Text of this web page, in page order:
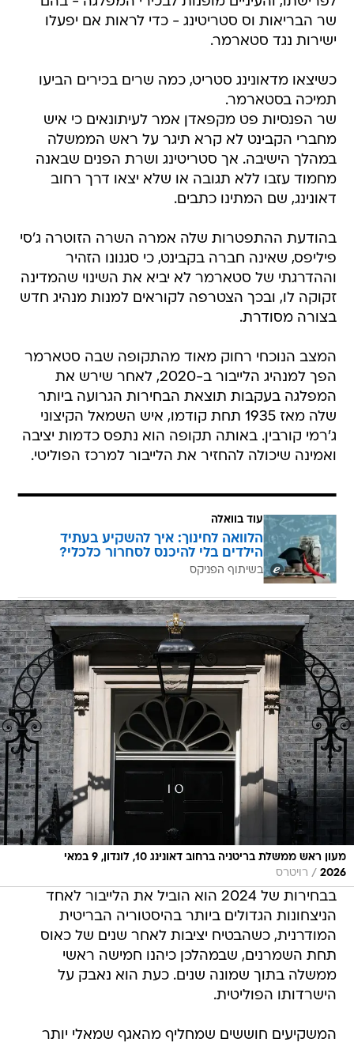
שר הבריאות וס סטריטינג - כדי לראות אם יפעלו
ישירות נגד סטארמר.
כשיצאו מדאונינג סטריט, כמה שרים בכירים הביעו
תמיכה בסטארמר.
שר הפנסיות פט מקפאדן אמר לעיתונאים כי איש
מחברי הקבינט לא קרא תיגר על ראש הממשלה
במהלך הישיבה. אך סטריטינג ושרת הפנים שבאנה
מחמוד עזבו ללא תגובה או שלא יצאו דרך רחוב
דאונינג, שם המתינו כתבים.
בהודעת ההתפטרות שלה אמרה השרה הזוטרה ג'סי
פיליפס, שאינה חברה בקבינט, כי סגנונו הזהיר
וההדרגתי של סטארמר לא יביא את השינוי שהמדינה
זקוקה לו, ובכך הצטרפה לקוראים למנות מנהיג חדש
בצורה מסודרת.
המצב הנוכחי רחוק מאוד מהתקופה שבה סטארמר
הפך למנהיג הלייבור ב-2020, לאחר שירש את
המפלגה בעקבות תוצאת הבחירות הגרועה ביותר
שלה מאז 1935 תחת קודמו, איש השמאל הקיצוני
ג'רמי קורבין. באותה תקופה הוא נתפס כדמות יציבה
ואמינה שיכולה להחזיר את הלייבור למרכז הפוליטי.
עוד בוואלה
הלוואה לחינוך: איך להשקיע בעתיד
הילדים בלי להיכנס לסחרור כלכלי?
בשיתוף הפניקס
מעון ראש ממשלת בריטניה ברחוב דאונינג 10, לונדון, 9 במאי
2026
/ רויטרס
בבחירות של 2024 הוא הוביל את הלייבור לאחד
הניצחונות הגדולים ביותר בהיסטוריה הבריטית
המודרנית, כשהבטיח יציבות לאחר שנים של כאוס
תחת השמרנים, שבמהלכן כיהנו חמישה ראשי
ממשלה בתוך שמונה שנים. כעת הוא נאבק על
הישרדותו הפוליטית.
המשקיעים חוששים שמחליף מהאגף שמאלי יותר